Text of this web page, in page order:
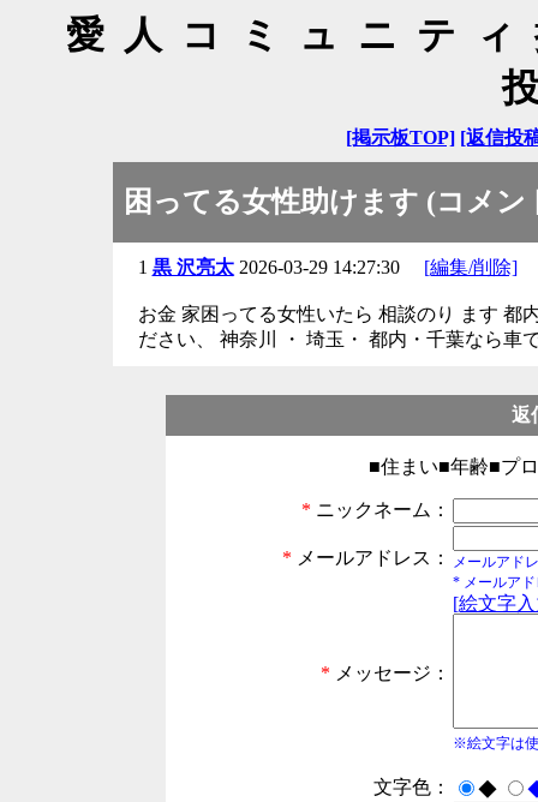
愛人コミュニテ
[掲示板TOP] [返信投
困ってる女性助けます (コメン
1 黒 沢亮太2026-03-29 14:27:30 [編集/削除]
お金 家困ってる女性いたら 相談のり ます 都
ださい、 神奈川 ・ 埼玉・ 都内・千葉なら車
返
■住まい■年齢■プ
* ニックネーム：
* メールアドレス：
メールアド
* メールア
* メッセージ：
[絵文字
※絵文字は
文字色： ◆